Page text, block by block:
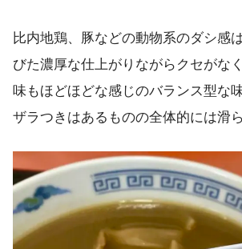
比内地鶏、豚などの動物系のダシ感
びた濃厚な仕上がりながらクセがな
味もほどほどな感じのバランス型な
ザラつきはあるものの全体的には滑